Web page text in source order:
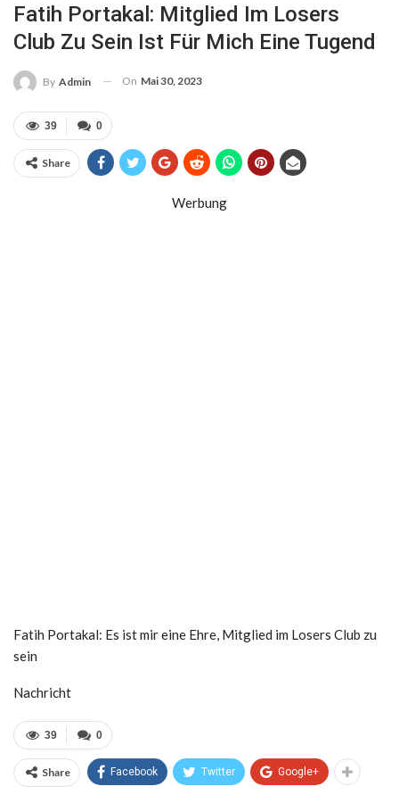
Fatih Portakal: Mitglied Im Losers
Club Zu Sein Ist Für Mich Eine Tugend
By Admin On Mai 30, 2023
0
39
Share
Werbung
Fatih Portakal: Es ist mir eine Ehre, Mitglied im Losers Club zu
sein
Nachricht
0
39
Share Facebook Twitter Google+